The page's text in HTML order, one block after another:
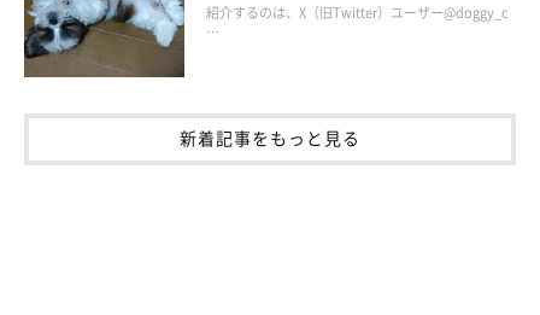
紹介するのは、X（旧Twitter）ユーザー@doggy_c
…
新着記事をもっと見る